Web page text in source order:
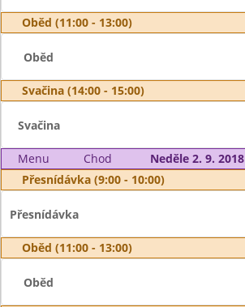
Oběd (11:00 - 13:00)
Oběd
Svačina (14:00 - 15:00)
Svačina
Menu Chod
Neděle 2. 9. 2018
Přesnídávka (9:00 - 10:00)
Přesnídávka
Oběd (11:00 - 13:00)
Oběd